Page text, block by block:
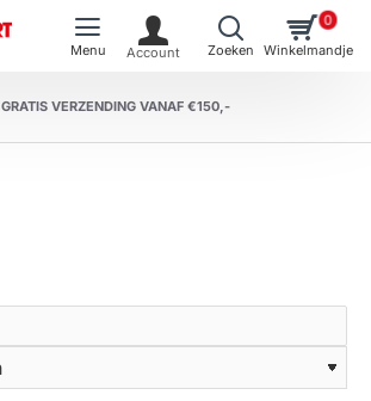
GRATIS VERZENDING VANAF €150,-
0